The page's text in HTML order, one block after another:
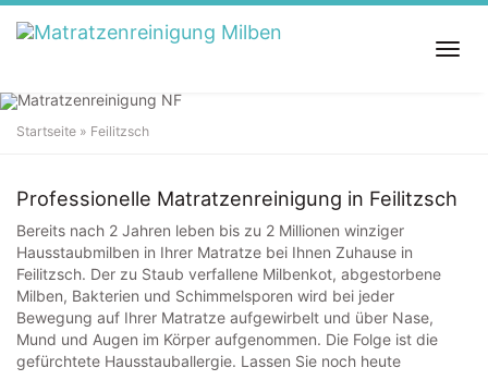
S
t
T
a
Startseite » Feilitzsch
Professionelle Matratzenreinigung in Feilitzsch
Bereits nach 2 Jahren leben bis zu 2 Millionen winziger
Hausstaubmilben in Ihrer Matratze bei Ihnen Zuhause in
Feilitzsch. Der zu Staub verfallene Milbenkot, abgestorbene
Milben, Bakterien und Schimmelsporen wird bei jeder
Bewegung auf Ihrer Matratze aufgewirbelt und über Nase,
Mund und Augen im Körper aufgenommen. Die Folge ist die
gefürchtete Hausstauballergie. Lassen Sie noch heute